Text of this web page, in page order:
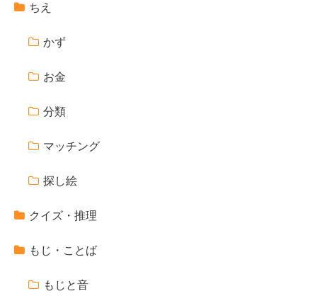
ちえ
かず
お金
分類
マッチング
探し絵
クイズ・推理
もじ・ことば
もじと音